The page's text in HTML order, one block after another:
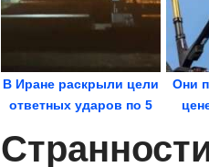
В Иране раскрыли цели
ответных ударов по 5
Они